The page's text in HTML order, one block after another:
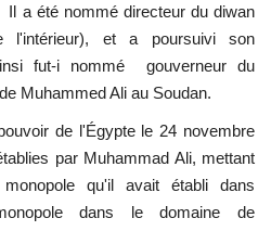
leadership
a été nommé directeur du diwan
l'intérieur), et a poursuivi son
fut-i nommé gouverneur du
Muhammed Ali au Soudan.
de l'Égypte le 24 novembre
par Muhammad Ali, mettant
qu'il avait établi dans
dans le domaine de